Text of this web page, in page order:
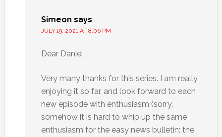
Simeon says
JULY 19, 2021 AT 8:06 PM
Dear Daniel
Very many thanks for this series. I am really
enjoying it so far, and look forward to each
new episode with enthusiasm (sorry,
somehow it is hard to whip up the same
enthusiasm for the easy news bulletin: the